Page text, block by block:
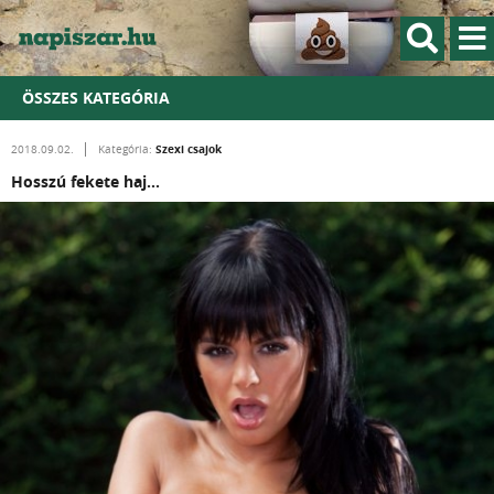
ÖSSZES KATEGÓRIA
2018.09.02. Kategória: Szexi csajok
Hosszú fekete haj...